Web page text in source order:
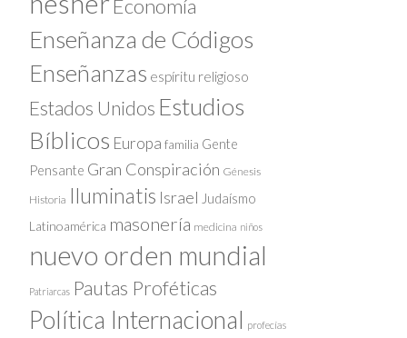
Economía
Enseñanza de Códigos
Enseñanzas espíritu religioso
Estados Unidos Estudios
Bíblicos Europa familia Gente
Pensante Gran Conspiración Génesis
Historia Iluminatis Israel Judaísmo
Latinoamérica masonería medicina niños
nuevo orden mundial
Patriarcas Pautas Proféticas
Política Internacional profecías